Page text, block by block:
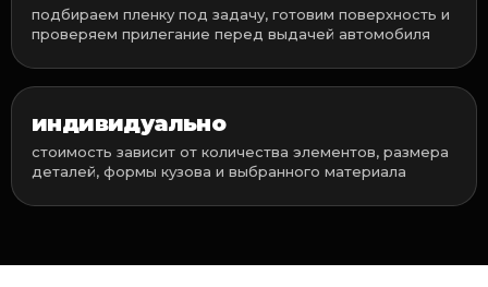
подбираем пленку под задачу, готовим поверхность и
проверяем прилегание перед выдачей автомобиля
индивидуально
стоимость зависит от количества элементов, размера
деталей, формы кузова и выбранного материала